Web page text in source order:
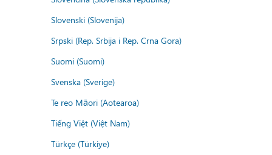
Slovenski (Slovenija)
Srpski (Rep. Srbija i Rep. Crna Gora)
Suomi (Suomi)
Svenska (Sverige)
Te reo Māori (Aotearoa)
Tiếng Việt (Việt Nam)
Türkçe (Türkiye)